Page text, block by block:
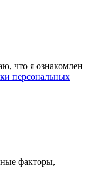
что я ознакомлен
персональных
факторы,